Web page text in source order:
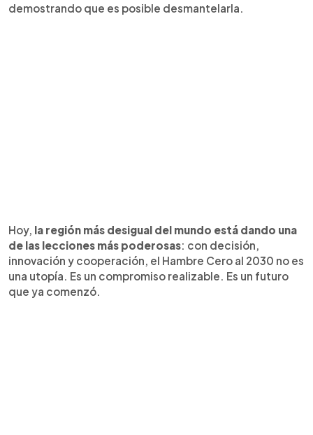
demostrando que es posible desmantelarla.
Hoy, la región más desigual del mundo está dando una
de las lecciones más poderosas: con decisión,
innovación y cooperación, el Hambre Cero al 2030 no es
una utopía. Es un compromiso realizable. Es un futuro
que ya comenzó.